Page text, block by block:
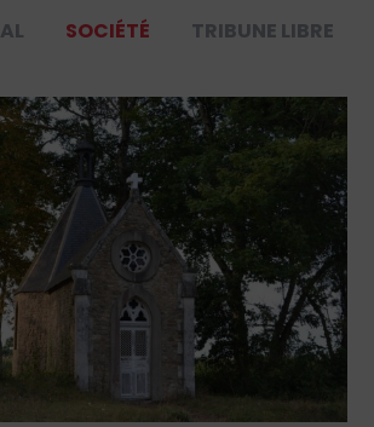
SOCIÉTÉ TRIBUNE LIBRE